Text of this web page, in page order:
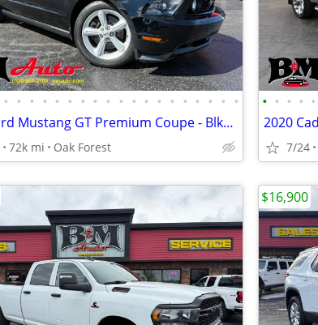
• • • • • • • • • • • • • • • • • • •
2011 Ford Mustang GT Premium Coupe - Blk/Blk - 72k miles!
72k mi Oak Forest
• • • • •
7/24
$16,900